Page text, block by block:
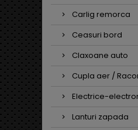
Carlig remorca
Ceasuri bord
Claxoane auto
Cupla aer /
Electrice-
Lanturi zapada